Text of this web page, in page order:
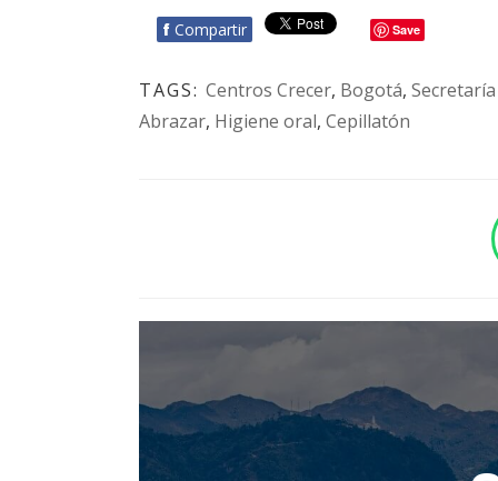
f Compartir Save
TAGS: Centros Crecer, Bogotá,
Abrazar, Higiene oral, Cepillatón